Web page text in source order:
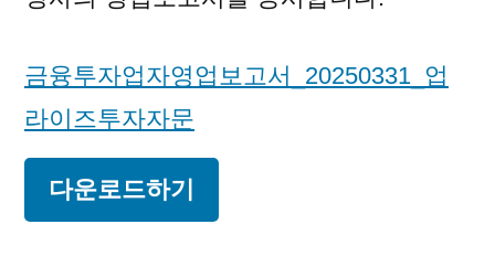
금융투자업자영업보고서_20250331_업
라이즈투자자문
다운로드하기